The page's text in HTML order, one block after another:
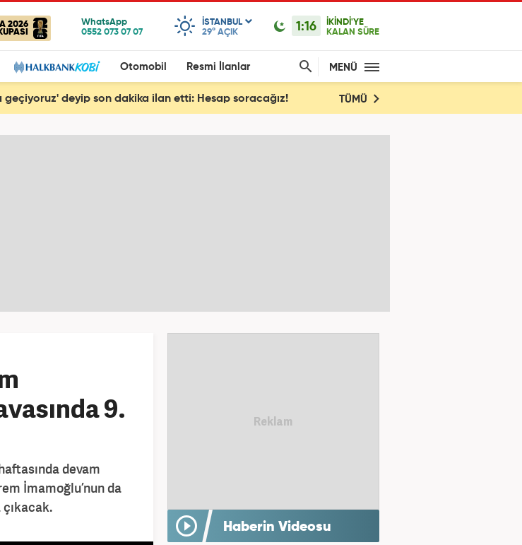
2026
ISTANBUL
29° AÇIK 1:16
İKİNDİ'YE
KALAN SÜRE
Otomobil Resmi İlanlar MENÜ
geçiyoruz' deyip son dakika ilan etti: Hesap soracağız! TÜMÜ
9.
devam
İmamoğlu’nun da
Haberin Videosu